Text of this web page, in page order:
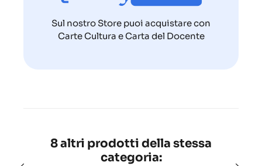
Sul nostro Store puoi acquistare con
Carte Cultura e Carta del Docente
8 altri prodotti della stessa
categoria: